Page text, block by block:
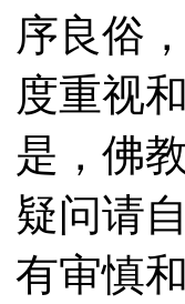
序良俗
度重视
是，佛
疑问请
有审慎